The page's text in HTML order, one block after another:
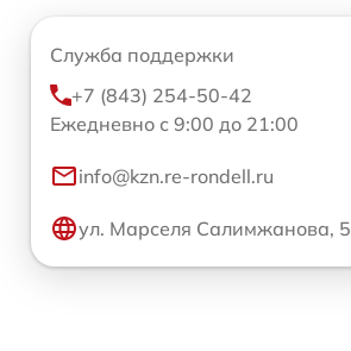
Служба поддержки
+7 (843) 254-50-42
Ежедневно с 9:00 до 21:00
info@kzn.re-rondell.ru
ул. Марселя Салимжанова, 5